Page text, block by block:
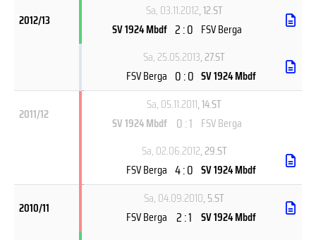
2012/13
Sa, 03.11.2012, 12.ST
SV 1924 Mbdf 2 : 0 FSV Berga
Sa, 25.05.2013, 27.ST
FSV Berga 0 : 0 SV 1924 Mbdf
2011/12
Sa, 05.11.2011, 14.ST
SV 1924 Mbdf 0 : 1 FSV Berga
Sa, 02.06.2012, 29.ST
FSV Berga 4 : 0 SV 1924 Mbdf
2010/11
Sa, 04.09.2010, 5.ST
FSV Berga 2 : 1 SV 1924 Mbdf